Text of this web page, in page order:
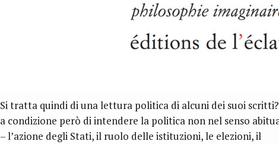
Si tratta quindi di una lettura politica di alcuni dei suoi
a condizione però di intendere la politica non nel senso
– l’azione degli Stati, il ruolo delle istituzioni, le elezioni, il